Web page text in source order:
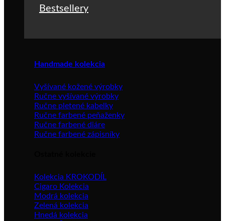
Bestsellery
Handmade kolekcia
Vyšívané kožené výrobky
Ručne vyšívané výrobky
Ručne pletené kabelky
Ručne farbené peňaženky
Ručne farbené diáre
Ručne farbené zápisníky
Kolekcia KROKODÍL
Cigaro Kolekcia
Modrá kolekcia
Zelená kolekcia
Hnedá kolekcia